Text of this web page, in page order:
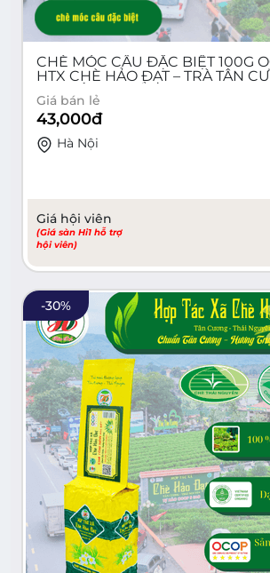
CHÈ MÓC CÂU ĐẶC BIỆT 100G
HTX CHÈ HẢO ĐẠT – TRÀ TÂN
NGUYÊN CHUẨN VỊ
Giá bán lẻ
43,000đ
Hà Nội
Giá hội viên
(Giá sàn Hi1 hỗ trợ
hội viên)
-30%